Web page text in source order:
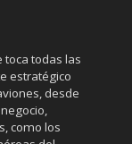
todas las
estratégico
desde
como los